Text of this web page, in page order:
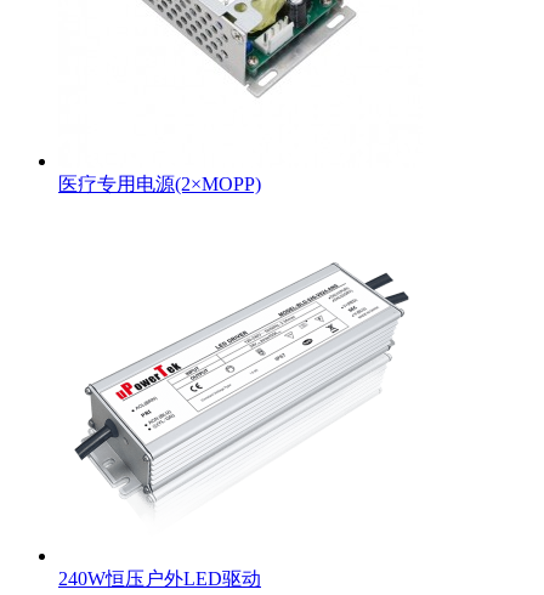
医疗专用电源(2×MOPP)
240W恒压户外LED驱动